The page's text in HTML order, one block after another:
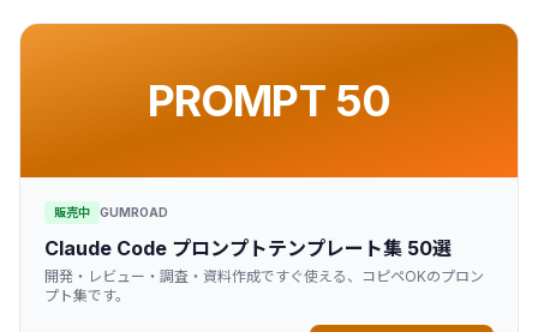
PROMPT 50
販売中 GUMROAD
Claude Code プロンプトテンプレート集 50選
開発・レビュー・調査・資料作成ですぐ使える、コピペOKのプロン
プト集です。